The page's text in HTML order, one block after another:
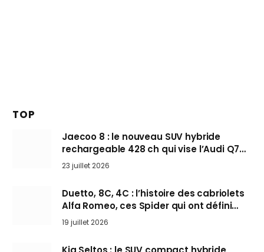
TOP
Jaecoo 8 : le nouveau SUV hybride
rechargeable 428 ch qui vise l’Audi Q7
arrive en Europe cet automne
23 juillet 2026
Duetto, 8C, 4C : l’histoire des cabriolets
Alfa Romeo, ces Spider qui ont défini
l’art de rouler cheveux au vent
19 juillet 2026